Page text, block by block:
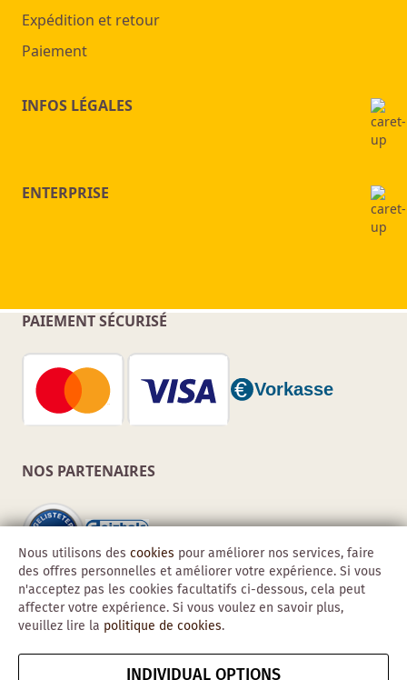
Expédition et retour
Paiement
INFOS LÉGALES
ENTERPRISE
PAIEMENT SÉCURISÉ
NOS PARTENAIRES
Copyright © 2026 Obadis GmbH
Nous utilisons des cookies pour améliorer nos services, faire
des offres personnelles et améliorer votre expérience. Si vous
n'acceptez pas les cookies facultatifs ci-dessous, cela peut
affecter votre expérience. Si vous voulez en savoir plus,
veuillez lire la politique de cookies.